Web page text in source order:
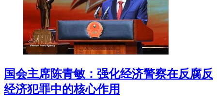
国会主席陈青敏：强化经济警察在反腐反
经济犯罪中的核心作用